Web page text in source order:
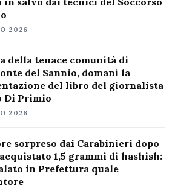
2026
della tenace comunità di
del Sannio, domani la
del libro del giornalista
Di Primio
2026
sorpreso dai Carabinieri dopo
1,5 grammi di hashish:
in Prefettura quale